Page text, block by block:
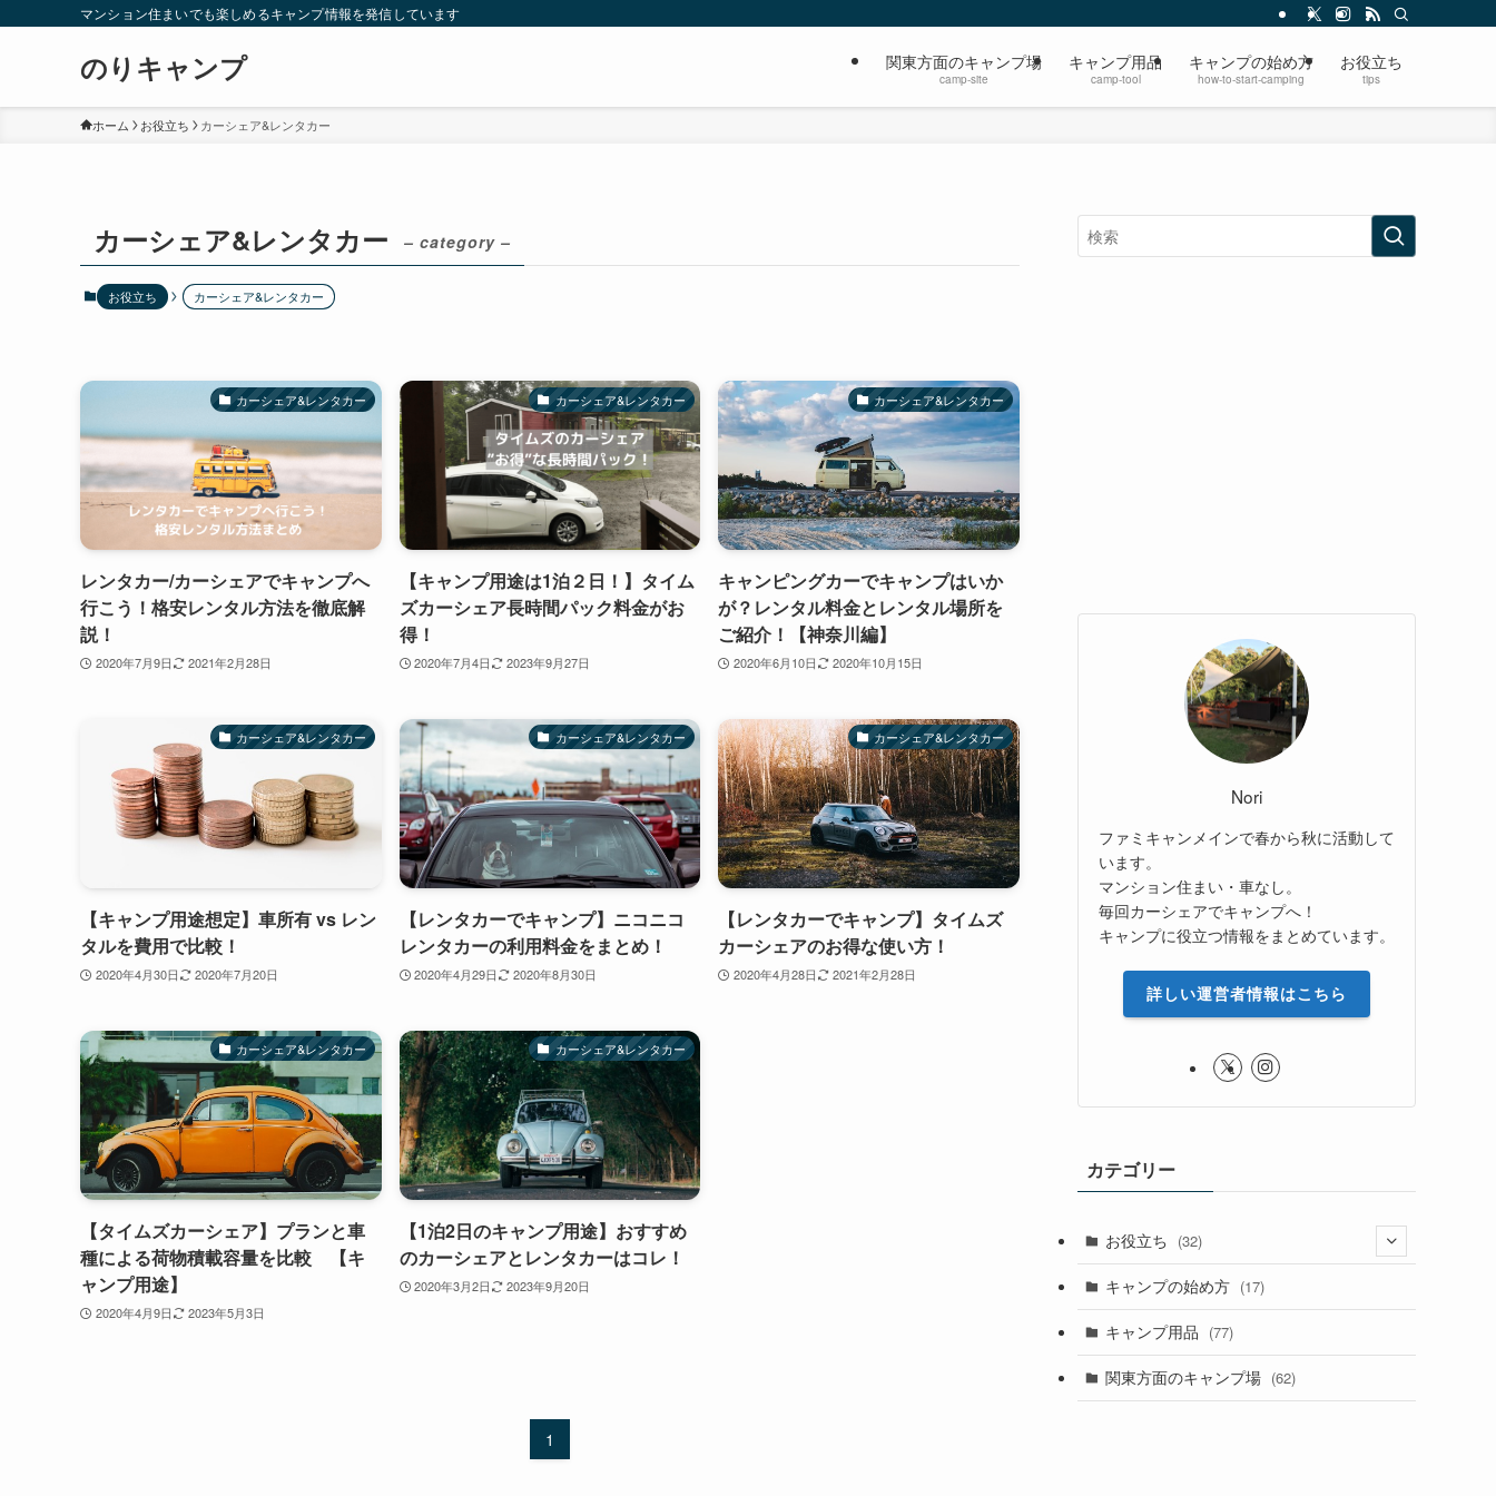
マンション住まいでも楽しめるキャンプ情報を発信しています
のりキャンプ 関東方面のキャンプ場
camp-site
キャンプ用品
camp-tool
キャンプの始め方
how-to-start-camping
お役立ち
tips
ホーム お役立ち カーシェア&レンタカー
カーシェア&レンタカー – category –
お役立ち カーシェア&レンタカー
カーシェア&レンタカー
レンタカー/カーシェアでキャンプへ
行こう！格安レンタル方法を徹底解
説！
2020年7月9日 2021年2月28日
カーシェア&レンタカー
【キャンプ用途は1泊２日！】タイム
ズカーシェア長時間パック料金がお
得！
2020年7月4日 2023年9月27日
カーシェア&レンタカー
キャンピングカーでキャンプはいか
が？レンタル料金とレンタル場所を
ご紹介！【神奈川編】
2020年6月10日 2020年10月15日
カーシェア&レンタカー
【キャンプ用途想定】車所有 vs レン
タルを費用で比較！
2020年4月30日 2020年7月20日
カーシェア&レンタカー
【レンタカーでキャンプ】ニコニコ
レンタカーの利用料金をまとめ！
2020年4月29日 2020年8月30日
カーシェア&レンタカー
【レンタカーでキャンプ】タイムズ
カーシェアのお得な使い方！
2020年4月28日 2021年2月28日
カーシェア&レンタカー
【タイムズカーシェア】プランと車
種による荷物積載容量を比較 【キ
ャンプ用途】
2020年4月9日 2023年5月3日
カーシェア&レンタカー
【1泊2日のキャンプ用途】おすすめ
のカーシェアとレンタカーはコレ！
2020年3月2日 2023年9月20日
1
Nori
ファミキャンメインで春から秋に活動して
います。
マンション住まい・車なし。
毎回カーシェアでキャンプへ！
キャンプに役立つ情報をまとめています。
詳しい運営者情報はこちら
カテゴリー
お役立ち (32)
(8)
(4)
キャンプの始め方 (17)
キャンプ用品 (77)
関東方面のキャンプ場 (62)